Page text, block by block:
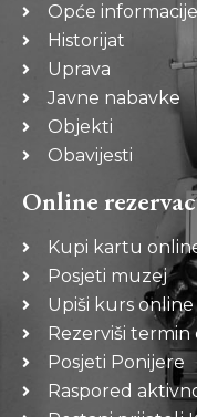
Opće informacije
Historijat
Uprava
Javne nabavke
Objekti
Obavijesti
Online
Kupi kartu
Posjeti muzej
Upiši kurs online
Rezerviši termin
Posjeti Ponijere
Raspored